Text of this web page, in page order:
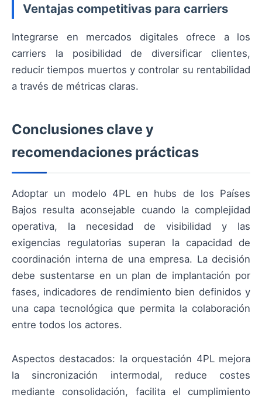
Ventajas competitivas para carriers
Integrarse en mercados digitales ofrece a los
carriers la posibilidad de diversificar clientes,
reducir tiempos muertos y controlar su rentabilidad
a través de métricas claras.
Conclusiones clave y
recomendaciones prácticas
Adoptar un modelo 4PL en hubs de los Países
Bajos resulta aconsejable cuando la complejidad
operativa, la necesidad de visibilidad y las
exigencias regulatorias superan la capacidad de
coordinación interna de una empresa. La decisión
debe sustentarse en un plan de implantación por
fases, indicadores de rendimiento bien definidos y
una capa tecnológica que permita la colaboración
entre todos los actores.
Aspectos destacados: la orquestación 4PL mejora
la sincronización intermodal, reduce costes
mediante consolidación, facilita el cumplimiento